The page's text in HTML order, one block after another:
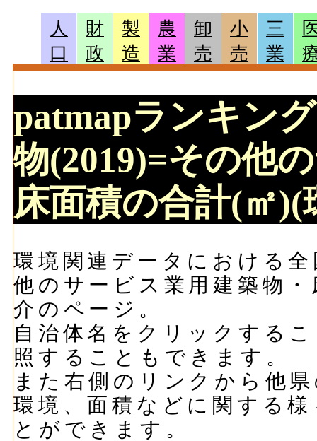
人
口
財
政
製
造
農
業
卸
売
小
売
三
業
patmapランキン
物(2019)=その他
床面積の合計(㎡
環境関連データにおける
他のサービス業用建築物
介のページ。
自治体名をクリックする
照することもできます。
また右側のリンクから他
環境、面積などに関する
とができます。